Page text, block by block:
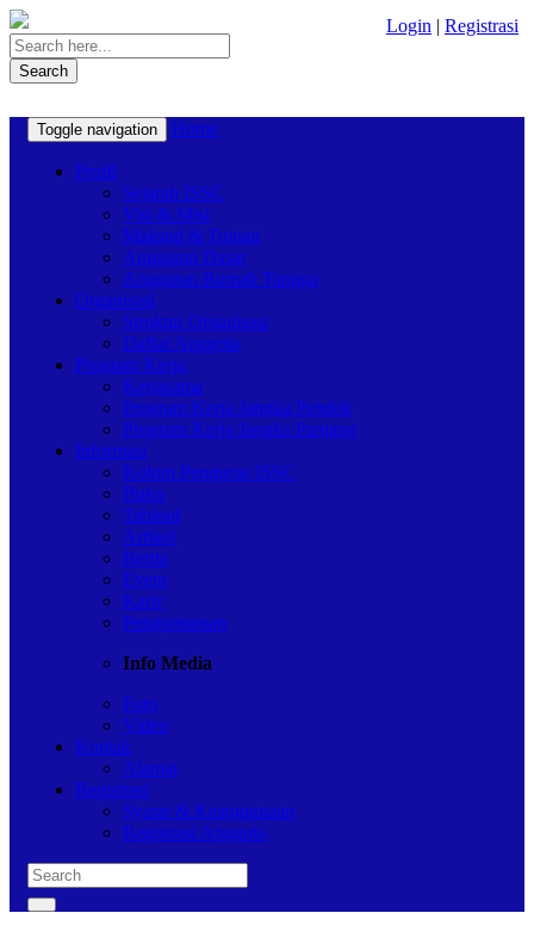
Login | Registrasi
Search
Toggle navigation Home
Profil
Sejarah ISSC
Visi & Misi
Maksud & Tujuan
Anggaran Dasar
Anggaran Rumah Tangga
Organisasi
Struktur Organisasi
Daftar Anggota
Program Kerja
Kerjasama
Program Kerja Jangka Pendek
Program Kerja Jangka Panjang
Informasi
Kolom Pengurus ISSC
Buku
Tabloid
Artikel
Berita
Event
Karir
Pengumuman
Info Media
Foto
Video
Kontak
Alamat
Registrasi
Syarat & Keanggotaan
Registrasi Anggota